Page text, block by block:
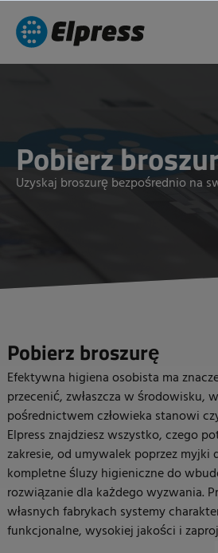
Pobierz
Uzyskaj broszurę bezpośrednio na
Pobierz broszurę
Efektywna higiena osobista ma
przecenić, zwłaszcza w środowisku,
pośrednictwem człowieka stanowi
Elpress znajdziesz wszystko, czego
zakresie, od umywalek poprzez
kompletne śluzy higieniczne do
rozwiązanie dla każdego wyzwania.
własnych fabrykach systemy
funkcjonalne, wysokiej jakości i